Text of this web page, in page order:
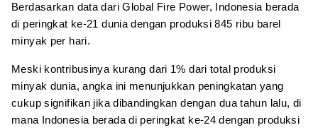
Berdasarkan data dari Global Fire Power, Indonesia berada
di peringkat ke-21 dunia dengan produksi 845 ribu barel
minyak per hari.
Meski kontribusinya kurang dari 1% dari total produksi
minyak dunia, angka ini menunjukkan peningkatan yang
cukup signifikan jika dibandingkan dengan dua tahun lalu, di
mana Indonesia berada di peringkat ke-24 dengan produksi